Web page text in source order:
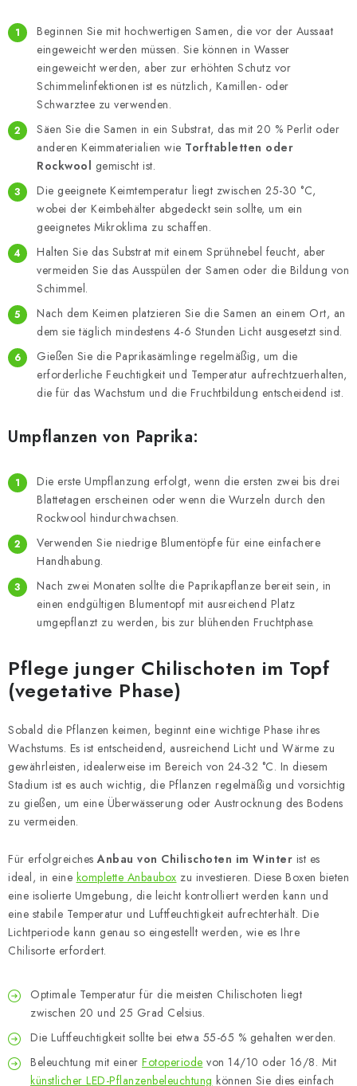
Beginnen Sie mit hochwertigen Samen, die vor der Aussaat
eingeweicht werden müssen. Sie können in Wasser
eingeweicht werden, aber zur erhöhten Schutz vor
Schimmelinfektionen ist es nützlich, Kamillen- oder
Schwarztee zu verwenden.
Säen Sie die Samen in ein Substrat, das mit 20 % Perlit oder
anderen Keimmaterialien wie Torftabletten oder
Rockwool gemischt ist.
Die geeignete Keimtemperatur liegt zwischen 25-30 °C,
wobei der Keimbehälter abgedeckt sein sollte, um ein
geeignetes Mikroklima zu schaffen.
Halten Sie das Substrat mit einem Sprühnebel feucht, aber
vermeiden Sie das Ausspülen der Samen oder die Bildung von
Schimmel.
Nach dem Keimen platzieren Sie die Samen an einem Ort, an
dem sie täglich mindestens 4-6 Stunden Licht ausgesetzt sind.
Gießen Sie die Paprikasämlinge regelmäßig, um die
erforderliche Feuchtigkeit und Temperatur aufrechtzuerhalten,
die für das Wachstum und die Fruchtbildung entscheidend ist.
Umpflanzen von Paprika:
Die erste Umpflanzung erfolgt, wenn die ersten zwei bis drei
Blattetagen erscheinen oder wenn die Wurzeln durch den
Rockwool hindurchwachsen.
Verwenden Sie niedrige Blumentöpfe für eine einfachere
Handhabung.
Nach zwei Monaten sollte die Paprikapflanze bereit sein, in
einen endgültigen Blumentopf mit ausreichend Platz
umgepflanzt zu werden, bis zur blühenden Fruchtphase.
Pflege junger Chilischoten im Topf
(vegetative Phase)
Sobald die Pflanzen keimen, beginnt eine wichtige Phase ihres
Wachstums. Es ist entscheidend, ausreichend Licht und Wärme zu
gewährleisten, idealerweise im Bereich von 24-32 °C. In diesem
Stadium ist es auch wichtig, die Pflanzen regelmäßig und vorsichtig
zu gießen, um eine Überwässerung oder Austrocknung des Bodens
zu vermeiden.
Für erfolgreichesAnbau von Chilischoten im Winter ist es
ideal, in eine komplette Anbaubox zu investieren. Diese Boxen bieten
eine isolierte Umgebung, die leicht kontrolliert werden kann und
eine stabile Temperatur und Luftfeuchtigkeit aufrechterhält. Die
Lichtperiode kann genau so eingestellt werden, wie es Ihre
Chilisorte erfordert.
Optimale Temperatur für die meisten Chilischoten liegt
zwischen 20 und 25 Grad Celsius.
Die Luftfeuchtigkeit sollte bei etwa 55-65 % gehalten werden.
Beleuchtung mit einer Fotoperiode von 14/10 oder 16/8. Mit
künstlicher LED-Pflanzenbeleuchtung können Sie dies einfach